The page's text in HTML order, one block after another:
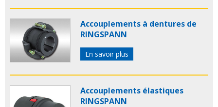
Accouplements à dentures de
RINGSPANN
En savoir plus
Accouplements élastiques
RINGSPANN